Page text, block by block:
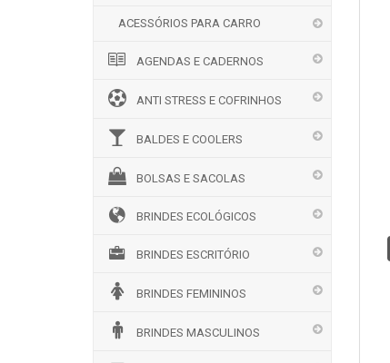
ACESSÓRIOS PARA CARRO
AGENDAS E CADERNOS
ANTI STRESS E COFRINHOS
BALDES E COOLERS
BOLSAS E SACOLAS
BRINDES ECOLÓGICOS
BRINDES ESCRITÓRIO
BRINDES FEMININOS
BRINDES MASCULINOS